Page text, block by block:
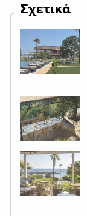
Σχετικά